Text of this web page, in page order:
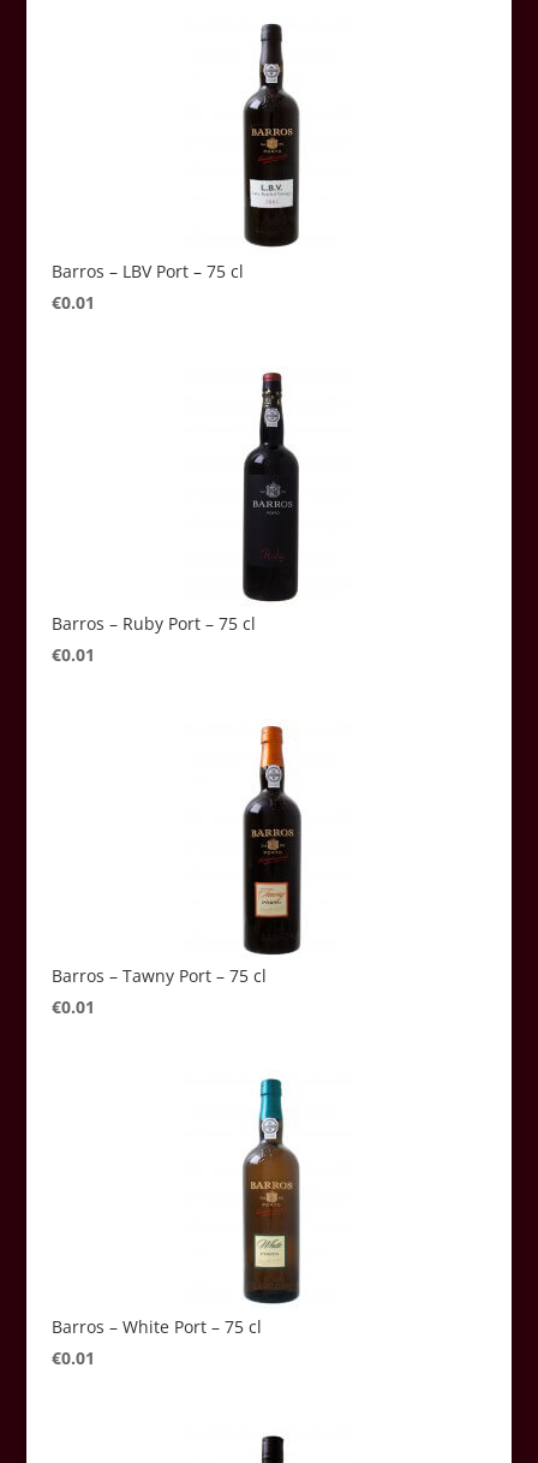
Barros – LBV Port – 75 cl
€0.01
Barros – Ruby Port – 75 cl
€0.01
Barros – Tawny Port – 75 cl
€0.01
Barros – White Port – 75 cl
€0.01